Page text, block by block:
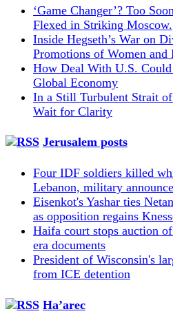
‘Game Changer’? Too
Flexed in Striking Moscow.
Inside Hegseth’s War on
Promotions of Women
How Deal With U.S.
Global Economy
In a Still Turbulent Strait
Wait for Clarity
Jerusalem posts
Four IDF soldiers killed
Lebanon, military
Eisenkot's Yashar ties
as opposition regains
Haifa court stops auction
era documents
President of Wisconsin's
from ICE detention
Ha’arec